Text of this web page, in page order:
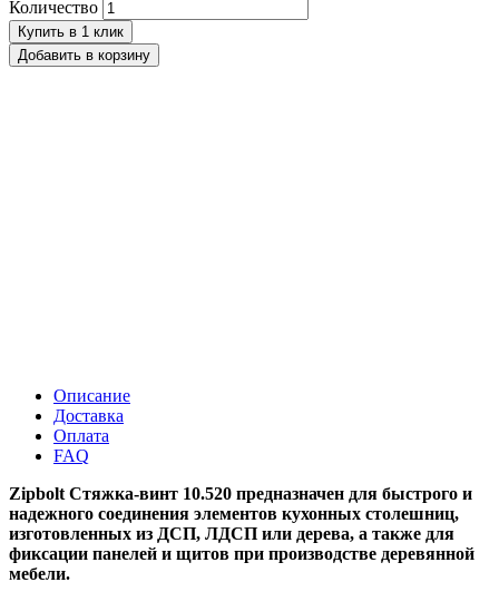
Количество
Купить в 1 клик
Добавить в корзину
Описание
Доставка
Оплата
FAQ
Zipbolt Стяжка-винт 10.520 предназначен для быстрого и
надежного соединения элементов кухонных столешниц,
изготовленных из ДСП, ЛДСП или дерева, а также для
фиксации панелей и щитов при производстве деревянной
мебели.